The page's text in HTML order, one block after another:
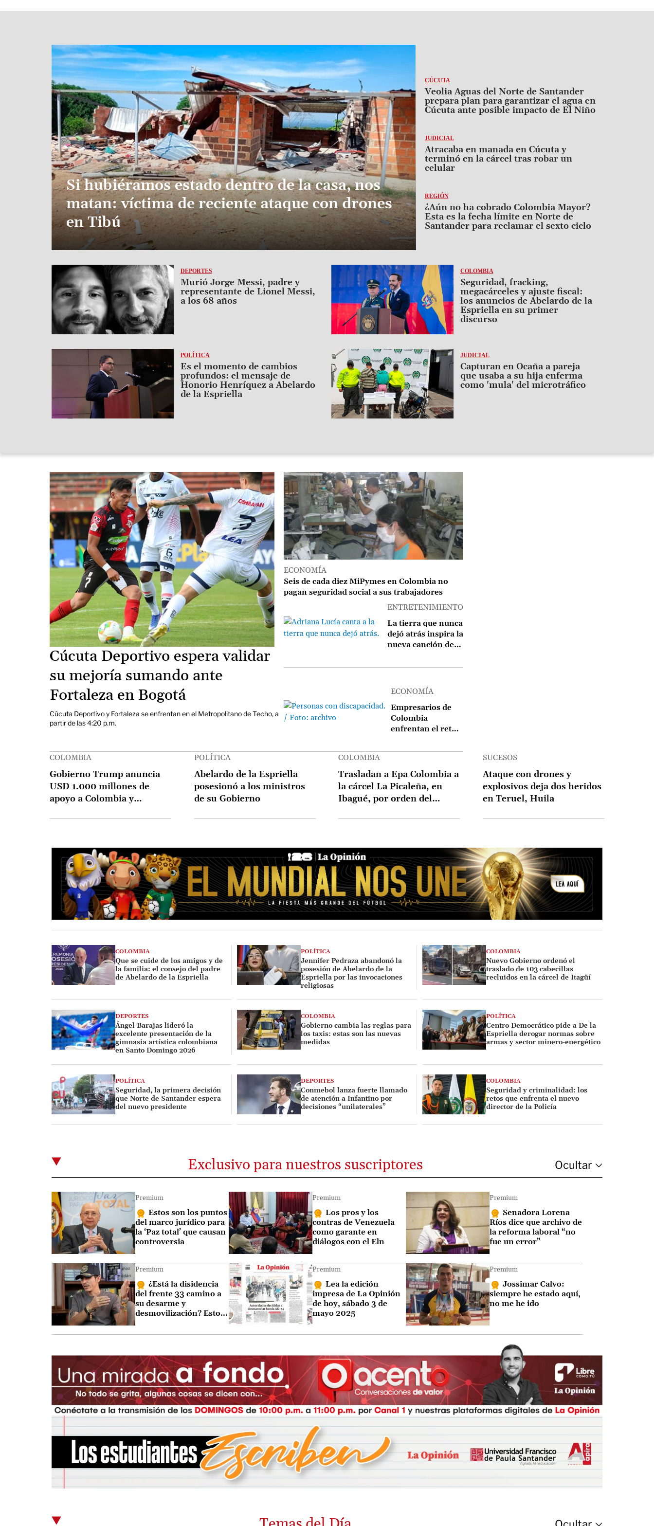
Image
Si hubiéramos estado dentro de la casa, nos
matan: víctima de reciente ataque con drones
en Tibú
CÚCUTA
Veolia Aguas del Norte de Santander
prepara plan para garantizar el agua en
Cúcuta ante posible impacto de El Niño
JUDICIAL
Atracaba en manada en Cúcuta y
terminó en la cárcel tras robar un
celular
REGIÓN
¿Aún no ha cobrado Colombia Mayor?
Esta es la fecha límite en Norte de
Santander para reclamar el sexto ciclo
Image DEPORTES
Murió Jorge Messi, padre y
representante de Lionel Messi,
a los 68 años
POLÍTICA
Es el momento de cambios
profundos: el mensaje de
Honorio Henríquez a Abelardo
de la Espriella
Image COLOMBIA
Seguridad, fracking,
megacárceles y ajuste fiscal:
los anuncios de Abelardo de la
Espriella en su primer
discurso
Image JUDICIAL
Capturan en Ocaña a pareja
que usaba a su hija enferma
como 'mula' del microtráfico
Image
Cúcuta Deportivo espera validar
su mejoría sumando ante
Fortaleza en Bogotá
Cúcuta Deportivo y Fortaleza se enfrentan en el Metropolitano de Techo, a
partir de las 4:20 p.m.
Image
ECONOMÍA
Seis de cada diez MiPymes en Colombia no
pagan seguridad social a sus trabajadores
Image
ENTRETENIMIENTO
La tierra que nunca
dejó atrás inspira la
nueva canción de
Image
ECONOMÍA
Empresarios de
Colombia
enfrentan el reto
nueva cuota de
Reforma Laboral
COLOMBIA
Gobierno Trump anuncia
USD 1.000 millones de
apoyo a Colombia y
POLÍTICA
Abelardo de la Espriella
posesionó a los ministros
de su Gobierno
COLOMBIA
Trasladan a Epa Colombia a
la cárcel La Picaleña, en
Ibagué, por orden del
SUCESOS
Ataque con drones y
explosivos deja dos heridos
en Teruel, Huila
COLOMBIA
Que se cuide de los amigos y de
la familia: el consejo del padre
de Abelardo de la Espriella
POLÍTICA
Jennifer Pedraza abandonó la
posesión de Abelardo de la
Espriella por las invocaciones
religiosas
COLOMBIA
Nuevo Gobierno ordenó el
traslado de 103 cabecillas
recluidos en la cárcel de Itagüí
DEPORTES
Ángel Barajas lideró la
excelente presentación de la
gimnasia artística colombiana
en Santo Domingo 2026
COLOMBIA
Gobierno cambia las reglas para
los taxis: estas son las nuevas
medidas
POLÍTICA
Centro Democrático pide a De la
Espriella derogar normas sobre
armas y sector minero-energético
POLÍTICA
Seguridad, la primera decisión
que Norte de Santander espera
del nuevo presidente
DEPORTES
Conmebol lanza fuerte llamado
de atención a Infantino por
decisiones “unilaterales”
COLOMBIA
Seguridad y criminalidad: los
retos que enfrenta el nuevo
director de la Policía
Exclusivo para nuestros suscriptores
Premium
Estos son los puntos
del marco jurídico para
la ‘Paz total’ que causan
controversia
Premium
Los pros y los
contras de Venezuela
como garante en
diálogos con el Eln
Premium
Senadora Lorena
Ríos dice que archivo de
la reforma laboral “no
fue un error”
Premium
¿Está la disidencia
del frente 33 camino a
su desarme y
desmovilización? Esto
Premium
Lea la edición
impresa de La Opinión
de hoy, sábado 3 de
mayo 2025
Premium
Jossimar Calvo:
siempre he estado aquí,
no me he ido